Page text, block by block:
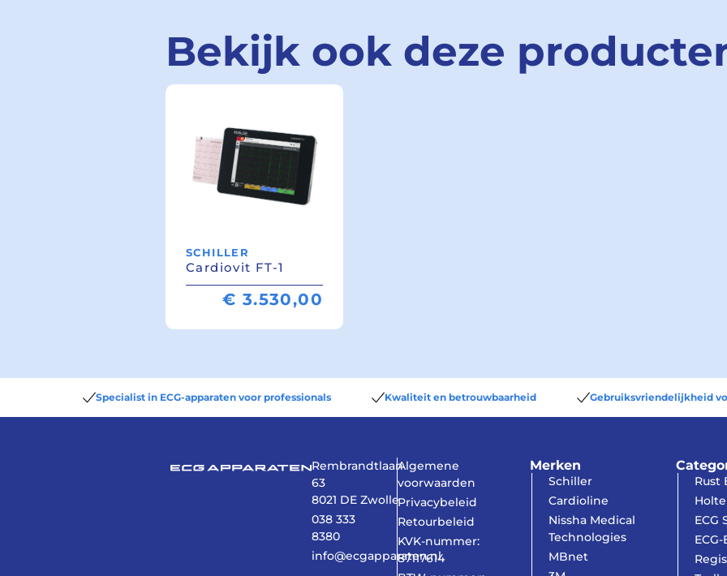
Bekijk ook deze
SCHILLER
Cardiovit FT-1
€ 3.530,00
Specialist in ECG-apparaten voor professionals Kwaliteit en betrouwbaarheid Gebruiksvriendelijkheid
Rembrandtlaan
63
8021 DE Zwolle
038 333
8380
info@ecgapparaten.nl
Algemene
voorwaarden
Privacybeleid
Retourbeleid
KVK-nummer:
87117614
Merken
Schiller
Cardioline
Nissha Medical
Technologies
MBnet
Rust
ECG